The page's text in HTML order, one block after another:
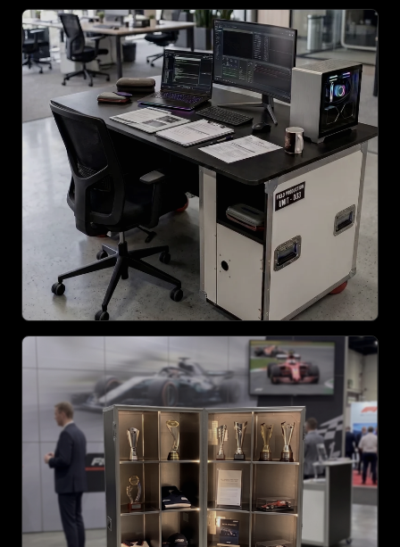
Le flight case se transforme en caisse de
transport logistique pour voyager vers votre
salon professionnel, puis s’ouvre pour devenir
instantanément votre comptoir d’accueil ou
votre présentoir produit. Un gain de temps
inestimable.
PLV ET IDENTITÉ DE MARQUE
Valises de démonstration commerciales (VRP)
équipées de mousse de couleur parfaitement
ajustée à vos échantillons. Nous intégrons la
valoriser vos produits luxueux.
AGRANDIR
AGRANDIR